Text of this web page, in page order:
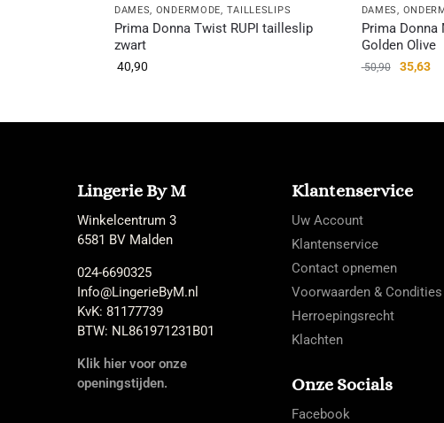
DAMES, ONDERMODE, TAILLESLIPS
Prima Donna Twist RUPI tailleslip
zwart
40,90
DAMES,
Prima Donna
Golden Olive
50,90 35,63
Lingerie By M
Winkelcentrum 3
6581 BV Malden
024-6690325
Info@LingerieByM.nl
KvK: 81177739
BTW: NL861971231B01
Klik hier voor onze
openingstijden.
Klantenservice
Uw Account
Klantenservice
Contact opnemen
Voorwaarden & Condities
Herroepingsrecht
Klachten
Onze Socials
Facebook